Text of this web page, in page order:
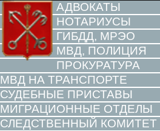
АДВОКАТЫ
НОТАРИУСЫ
ГИБДД, МРЭО
МВД, ПОЛИЦИЯ
ПРОКУРАТУРА
МВД НА ТРАНСПОРТЕ
СУДЕБНЫЕ ПРИСТАВЫ
МИГРАЦИОННЫЕ ОТДЕЛЫ
СЛЕДСТВЕННЫЙ КОМИТЕТ